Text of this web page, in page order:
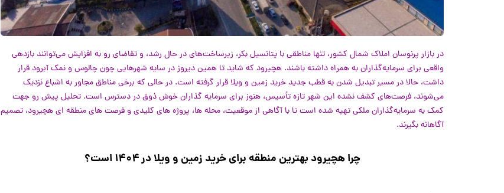
در بازار پرنوسان املاک شمال کشور، تنها مناطقی با پتانسیل بکر، زیرساخت‌های در حال رشد، و تقاضای رو به افزایش می‌توانند بازدهی
واقعی برای سرمایه‌گذاران به همراه داشته باشند. هچیرود که شاید تا همین دیروز در سایه شهرهایی چون چالوس و نمک آبرود قرار
داشت، حالا در مسیر تبدیل شدن به قطب جدید خرید زمین و ویلا قرار گرفته است. در حالی که برخی مناطق مجاور به اشباع نزدیک
می‌شوند، فرصت‌های کشف نشده این شهر تازه تأسیس، هنوز برای سرمایه گذاران خوش ذوق در دسترس است. تحلیل پیش رو جهت
کمک به سرمایه‌گذاران ملکی تهیه شده است تا با آگاهی از موقعیت، محله ها، پروژه های کلیدی و فرصت های منطقه ای هچیرود، تصمیم
آگاهانه بگیرند.
چرا هچیرود بهترین منطقه برای خرید زمین و ویلا در ۱۴۰۴ است؟